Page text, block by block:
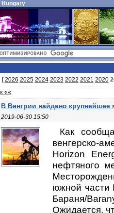
Hungary
[2026 2025 2024 2023 2022 2021 2020
««
В Венгрии найдено
2019-06-30 15:50
Как
венгерско-
Horizon
нефтяного
южной части
Бараня/
Ожидается,